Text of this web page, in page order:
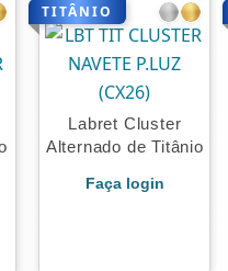
TITÂNIO
Labret Cluster
Alternado de Titânio
Faça login